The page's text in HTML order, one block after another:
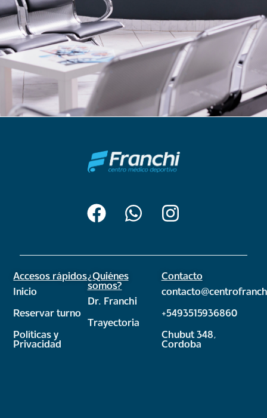
Accesos rápidos
Inicio
Reservar turno
Políticas y
Privacidad
¿Quiénes
somos?
Dr. Franchi
Trayectoria
Contacto
+5493515936860
Chubut 348,
Cordoba